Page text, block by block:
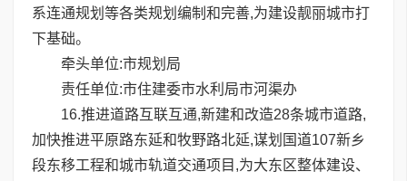
系连通规划等各类规划编制和完善,为建设靓丽城市打
下基础。
牵头单位:市规划局
责任单位:市住建委市水利局市河渠办
16.推进道路互联互通,新建和改造28条城市道路,
加快推进平原路东延和牧野路北延,谋划国道107新乡
段东移工程和城市轨道交通项目,为大东区整体建设、